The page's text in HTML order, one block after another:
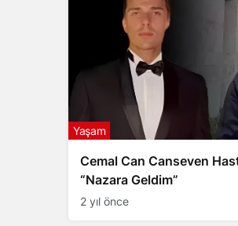
Gece modunu seçin.
Sistem Modu
Sistem modunu seçin.
Cemal Can Canseven
“Nazara Geldim”
Yaşam
2 yıl önce